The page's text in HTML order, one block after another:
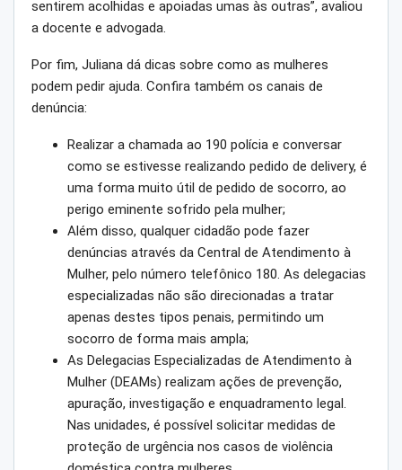
sentirem acolhidas e apoiadas umas às outras”, avaliou
a docente e advogada.
Por fim, Juliana dá dicas sobre como as mulheres
podem pedir ajuda. Confira também os canais de
denúncia:
Realizar a chamada ao 190 polícia e conversar
como se estivesse realizando pedido de delivery, é
uma forma muito útil de pedido de socorro, ao
perigo eminente sofrido pela mulher;
Além disso, qualquer cidadão pode fazer
denúncias através da Central de Atendimento à
Mulher, pelo número telefônico 180. As delegacias
especializadas não são direcionadas a tratar
apenas destes tipos penais, permitindo um
socorro de forma mais ampla;
As Delegacias Especializadas de Atendimento à
Mulher (DEAMs) realizam ações de prevenção,
apuração, investigação e enquadramento legal.
Nas unidades, é possível solicitar medidas de
proteção de urgência nos casos de violência